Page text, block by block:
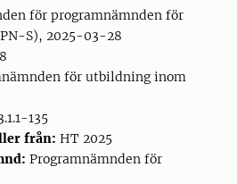
för programnämnden för
S), 2025-03-28
för utbildning inom
135
från: HT 2025
Programnämnden för